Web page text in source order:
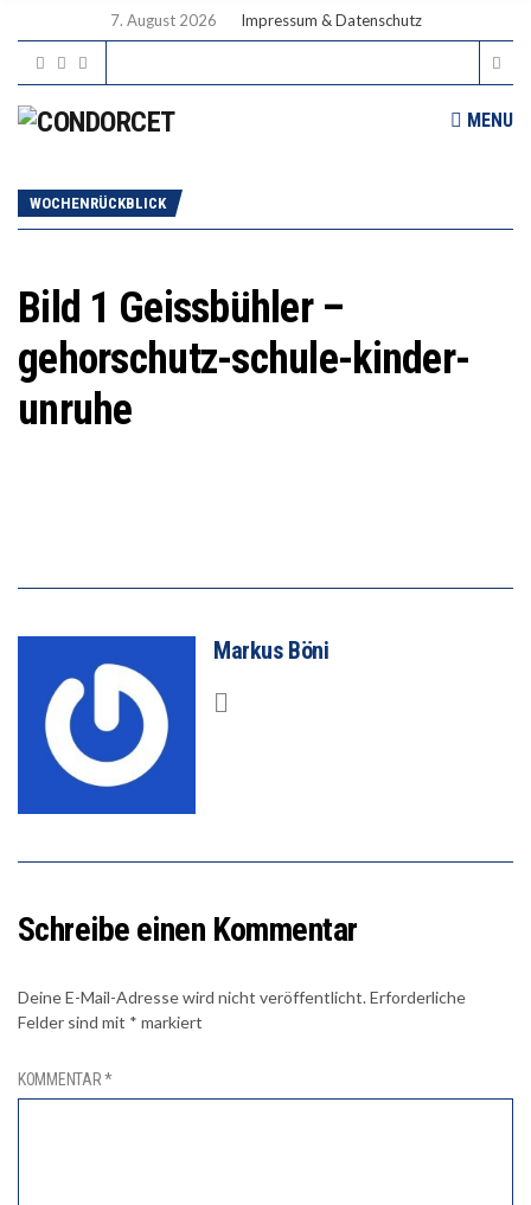
7. August 2026 Impressum & Datenschutz
MENU
WOCHENRÜCKBLICK
Bild 1 Geissbühler –
gehorschutz-schule-kinder-
unruhe
Markus Böni
Schreibe einen Kommentar
Deine E-Mail-Adresse wird nicht veröffentlicht.Erforderliche
Felder sind mit * markiert
KOMMENTAR*